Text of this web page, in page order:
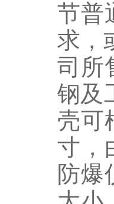
节普
求，
司所
钢及
壳可
寸，
防爆